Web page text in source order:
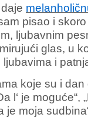
daje
pisao i
ljubavnim
glas, u
i
koje su i
l‘ je moguće“,
je moja